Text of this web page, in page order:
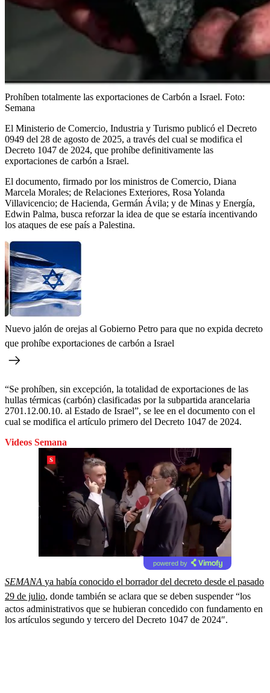
Prohíben totalmente las exportaciones de Carbón a Israel. Foto:
Semana
El Ministerio de Comercio, Industria y Turismo publicó el Decreto
0949 del 28 de agosto de 2025, a través del cual se modifica el
Decreto 1047 de 2024, que prohíbe definitivamente las
exportaciones de carbón a Israel.
El documento, firmado por los ministros de Comercio, Diana
Marcela Morales; de Relaciones Exteriores, Rosa Yolanda
Villavicencio; de Hacienda, Germán Ávila; y de Minas y Energía,
Edwin Palma, busca reforzar la idea de que se estaría incentivando
los ataques de ese país a Palestina.
Nuevo jalón de orejas al Gobierno Petro para que no expida decreto
que prohíbe exportaciones de carbón a Israel
“Se prohíben, sin excepción, la totalidad de exportaciones de las
hullas térmicas (carbón) clasificadas por la subpartida arancelaria
2701.12.00.10. al Estado de Israel”, se lee en el documento con el
cual se modifica el artículo primero del Decreto 1047 de 2024.
Videos Semana
powered by
SEMANA ya había conocido el borrador del decreto desde el pasado
29 de julio, donde también se aclara que se deben suspender “los
actos administrativos que se hubieran concedido con fundamento en
los artículos segundo y tercero del Decreto 1047 de 2024″.